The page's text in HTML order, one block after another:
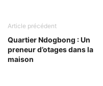
Article précédent
Quartier Ndogbong : Un
preneur d’otages dans la
maison